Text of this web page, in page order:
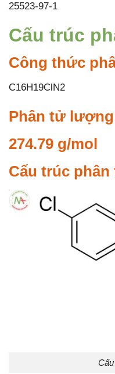
25523-97-1
Cấu trúc
Công thức
C16H19ClN2
Phân tử lượng
274.79 g/mol
Cấu trúc